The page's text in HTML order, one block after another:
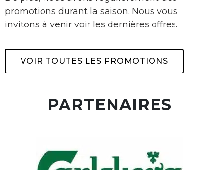
promotions durant la saison. Nous vous
invitons à venir voir les dernières offres.
VOIR TOUTES LES PROMOTIONS
PARTENAIRES